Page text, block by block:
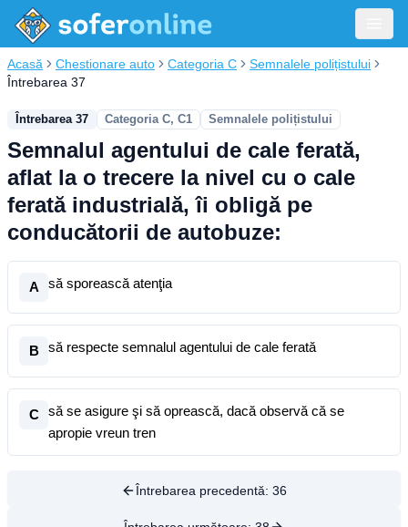
Acasă Chestionare auto Categoria C
Semnalele polițistului
Întrebarea 37
Întrebarea 37 Categoria C, C1 Semnalele polițistului
Semnalul agentului de cale ferată,
aflat la o trecere la nivel cu o cale
ferată industrială, îi obligă pe
conducătorii de autobuze:
A să sporească atenţia
B să respecte semnalul agentului de cale ferată
C
să se asigure şi să oprească, dacă observă că se
apropie vreun tren
Întrebarea precedentă: 36